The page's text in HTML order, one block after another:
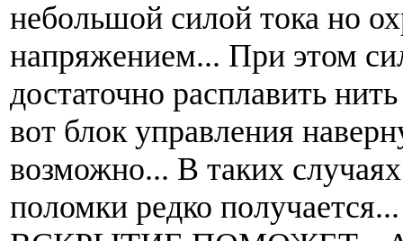
небольшой силой тока но
напряжением... При этом
достаточно расплавить
вот блок управления
возможно... В таких
поломки редко